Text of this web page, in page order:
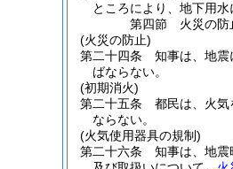
ところにより、地下用
第四節
火災の防
(火災の防止)
第二十四条
知事は、地
ばならない。
(初期消火)
第二十五条
都民は、火
ならない。
(火気使用器具の規制)
第二十六条
知事は、地